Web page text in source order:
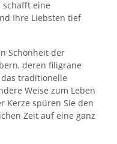
schafft eine
Ihre Liebsten tief
Schönheit der
deren filigrane
traditionelle
Weise zum Leben
Kerze spüren Sie den
Zeit auf eine ganz